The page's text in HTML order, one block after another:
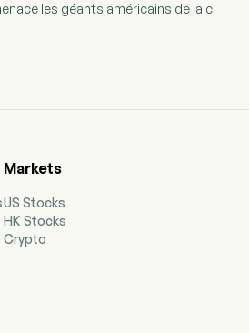
les géants américains de la c
Markets
US Stocks
HK Stocks
Crypto